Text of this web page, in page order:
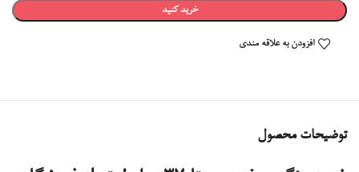
خرید کنید
افزودن به علاقه مندی
توضیحات محصول